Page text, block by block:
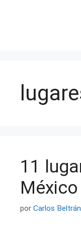
11
México
por Carlos